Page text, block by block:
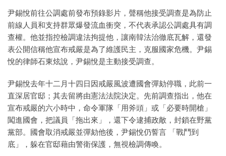
尹錫悅前往公調處前發布預錄影片，聲稱他接受調查是為防止
前線人員和支持群眾爆發流血衝突，不代表承認公調處具有調
查權。他並指控檢調違法拘提他，讓南韓法治徹底瓦解，還發
表公開信稱他宣布戒嚴是為了維護民主，克服國家危機。尹錫
悅的律師石東炫說，尹錫悅是主動接受調查。
尹錫悅去年十二月十四日因戒嚴風波遭國會彈劾停職，此前一
直深居官邸；其去留將由憲法法院決定。先前調查指出，他在
宣布戒嚴的六小時中，命令軍隊「用斧頭」或「必要時開槍」
闖進國會，把議員「拖出來」，還下令逮捕政敵，封鎖在野黨
黨部。國會取消戒嚴並彈劾他後，尹錫悅仍誓言 「戰鬥到
底」，躲在官邸藉由警衛保護，無視檢調傳喚。